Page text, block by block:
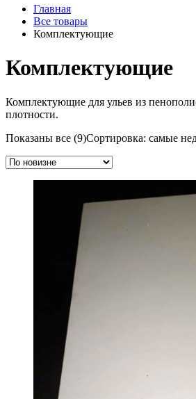
Главная
Все товары
Комплектующие
Комплектующие
Комплектующие для ульев из
плотности.
Показаны все (9)Сортировка: самые